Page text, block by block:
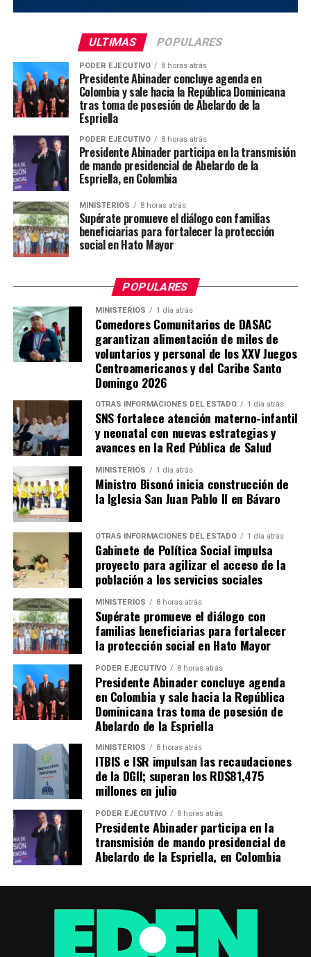
ULTIMAS POPULARES
PODER EJECUTIVO 8 horas atrás
Presidente Abinader concluye agenda en
Colombia y sale hacia la República Dominicana
tras toma de posesión de Abelardo de la
Espriella
PODER EJECUTIVO 8 horas atrás
Presidente Abinader participa en la transmisión
de mando presidencial de Abelardo de la
Espriella, en Colombia
MINISTERIOS 8 horas atrás
Supérate promueve el diálogo con familias
beneficiarias para fortalecer la protección
social en Hato Mayor
POPULARES
MINISTERIOS 1 día atrás
Comedores Comunitarios de DASAC
garantizan alimentación de miles de
voluntarios y personal de los XXV Juegos
Centroamericanos y del Caribe Santo
Domingo 2026
OTRAS INFORMACIONES DEL ESTADO 1 día atrás
SNS fortalece atención materno-infantil
y neonatal con nuevas estrategias y
avances en la Red Pública de Salud
MINISTERIOS 1 día atrás
Ministro Bisonó inicia construcción de
la Iglesia San Juan Pablo II en Bávaro
OTRAS INFORMACIONES DEL ESTADO 1 día atrás
Gabinete de Política Social impulsa
proyecto para agilizar el acceso de la
población a los servicios sociales
MINISTERIOS 8 horas atrás
Supérate promueve el diálogo con
familias beneficiarias para fortalecer
la protección social en Hato Mayor
PODER EJECUTIVO 8 horas atrás
Presidente Abinader concluye agenda
en Colombia y sale hacia la República
Dominicana tras toma de posesión de
Abelardo de la Espriella
MINISTERIOS 8 horas atrás
ITBIS e ISR impulsan las recaudaciones
de la DGII; superan los RD$81,475
millones en julio
PODER EJECUTIVO 8 horas atrás
Presidente Abinader participa en la
transmisión de mando presidencial de
Abelardo de la Espriella, en Colombia